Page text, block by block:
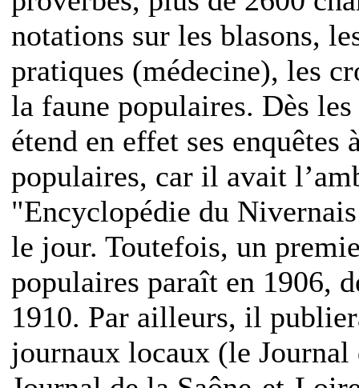
notations sur les blasons,
pratiques (médecine), les
la faune populaires. Dès
étend en effet ses enquêtes
populaires, car il avait
"Encyclopédie du
le jour. Toutefois, un
populaires paraît en 1906,
1910. Par ailleurs, il
journaux locaux (le